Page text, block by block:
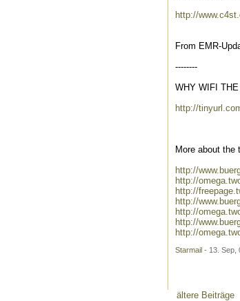
http://
From EMR-
--------
WHY WIFI
http://
More about the
http://
http://
http://
http://
http://
http://
http://
Starmail - 13. Sep,
ältere Beiträge